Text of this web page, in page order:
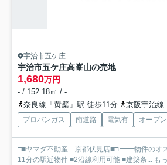
宇治市五ケ庄
宇治市五ケ庄高峯山の売地
1,680万円
- / 152.18㎡ / -
奈良線「黄檗」駅 徒歩11分
京阪宇治線
プロパンガス 南道路 電気有 オープ
□■ヤマダ不動産 京都伏見店■□ ━━物件のオススメPOINT━━ ■徒歩
11分の駅近物件 ■2沿線利用可能 ■建築条... も